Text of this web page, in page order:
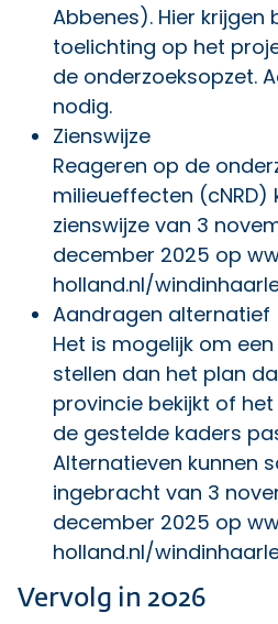
Abbenes). Hier krijgen
toelichting op het
de onderzoeksopzet.
nodig.
Zienswijze
Reageren op de
milieueffecten (cNRD)
zienswijze van 3
december 2025 op
holland.nl/
Aandragen alternatief
Het is mogelijk om
stellen dan het plan
provincie bekijkt of
de gestelde kaders
Alternatieven kunnen
ingebracht van 3
december 2025 op
holland.nl/
Vervolg in 2026